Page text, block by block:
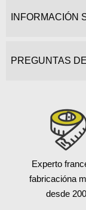
INFORMACIÓN
PREGUNTAS
Experto
fabricacióna
desde